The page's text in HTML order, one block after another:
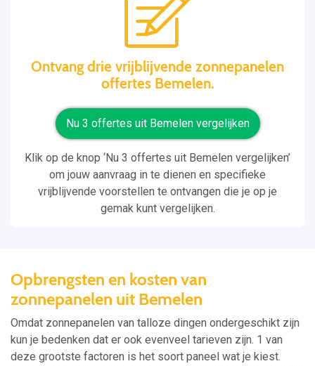
Ontvang drie vrijblijvende zonnepanelen
offertes Bemelen.
Nu 3 offertes uit Bemelen vergelijken
Klik op de knop ‘Nu 3 offertes uit Bemelen vergelijken’
om jouw aanvraag in te dienen en specifieke
vrijblijvende voorstellen te ontvangen die je op je
gemak kunt vergelijken.
Opbrengsten en kosten van
zonnepanelen uit Bemelen
Omdat zonnepanelen van talloze dingen ondergeschikt zijn
kun je bedenken dat er ook evenveel tarieven zijn. 1 van
deze grootste factoren is het soort paneel wat je kiest.